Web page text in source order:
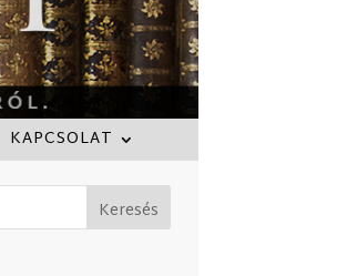
KAPCSOLAT